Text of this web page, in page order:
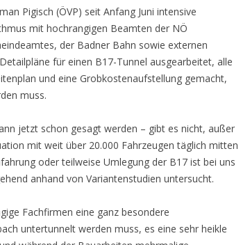
Pigisch (ÖVP) seit Anfang Juni intensive
mit hochrangigen Beamten der NÖ
der Badner Bahn sowie externen
für einen B17-Tunnel ausgearbeitet, alle
und eine Grobkostenaufstellung gemacht,
muss.
jetzt schon gesagt werden – gibt es nicht, außer
mit weit über 20.000 Fahrzeugen täglich mitten
oder teilweise Umlegung der B17 ist bei uns
anhand von Variantenstudien untersucht.
Fachfirmen eine ganz besondere
untertunnelt werden muss, es eine sehr heikle